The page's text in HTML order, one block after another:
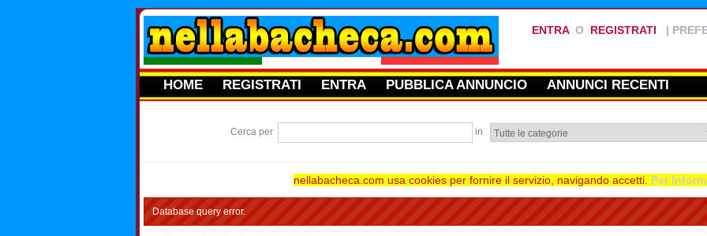
ENTRAO REGISTRATI |
HOME REGISTRATI ENTRA PUBBLICA ANNUNCIO ANNUNCI RECENTI
Cerca per in
nellabacheca.com usa cookies per fornire il servizio, navigando accetti. Per
Database query error.